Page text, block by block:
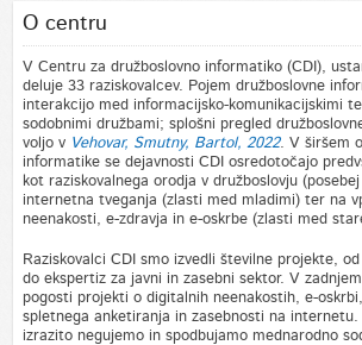
O centru
V Centru za družboslovno informatiko (CDI),
deluje 33 raziskovalcev. Pojem družboslovne
interakcijo med informacijsko-komunikacijskimi
sodobnimi družbami; splošni pregled
voljo v Vehovar, Smutny, Bartol, 2022. V širšem
informatike se dejavnosti CDI osredotočajo
kot raziskovalnega orodja v družboslovju
internetna tveganja (zlasti med mladimi) ter na
neenakosti, e-zdravja in e-oskrbe (zlasti med
Raziskovalci CDI smo izvedli številne projekte,
do ekspertiz za javni in zasebni sektor. V
pogosti projekti o digitalnih neenakostih, e-
spletnega anketiranja in zasebnosti na internetu.
izrazito negujemo in spodbujamo mednarodno